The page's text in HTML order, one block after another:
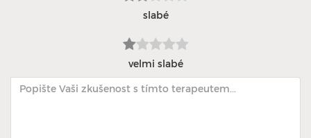
slabé
velmi slabé